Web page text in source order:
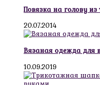
Повязка на голову
20.07.2014
Вязаная одежда для
10.09.2019